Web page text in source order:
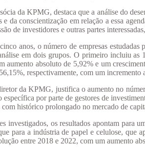
da KPMG, destaca que a análise do
da conscientização em relação a essa
de investidores e outras partes
anos, o número de empresas
em dois grupos. O primeiro incluiu
aumento absoluto de 5,92% e um
respectivamente, com um
da KPMG, justifica o aumento no
específica por parte de gestores de
com histórico prolongado no mercado de
investigados, os resultados apontam para
para a indústria de papel e celulose, que
entre 2018 e 2022, com um aumento